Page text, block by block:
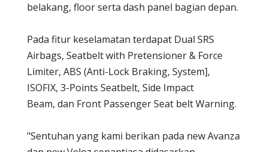
belakang, floor serta dash panel bagian depan.
Pada fitur keselamatan terdapat Dual SRS
Airbags, Seatbelt with Pretensioner & Force
Limiter, ABS (Anti-Lock Braking, System],
ISOFIX, 3-Points Seatbelt, Side Impact
Beam, dan Front Passenger Seat belt Warning.
"Sentuhan yang kami berikan pada new Avanza